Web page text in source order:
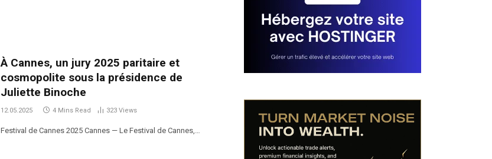
À Cannes, un jury 2025 paritaire et
cosmopolite sous la présidence de
Juliette Binoche
12.05.2025 4 Mins Read 323 Views
Festival de Cannes 2025 Cannes — Le Festival de Cannes,…